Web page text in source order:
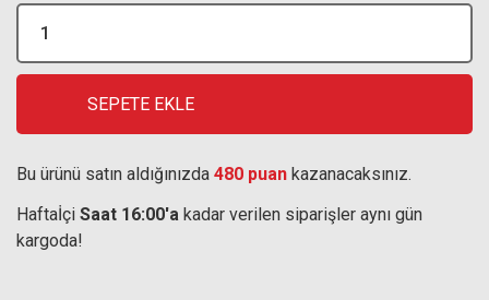
SEPETE EKLE
Bu ürünü satın aldığınızda 480 puan kazanacaksınız.
Haftaİçi Saat 16:00'a kadar verilen siparişler aynı gün
kargoda!